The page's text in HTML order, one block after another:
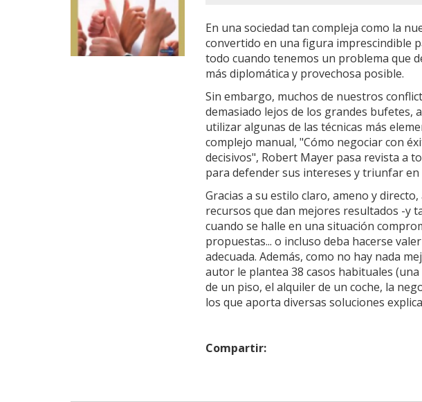
En una sociedad tan compleja como la
convertido en una figura imprescindible
todo cuando tenemos un problema que
más diplomática y provechosa posible.
Sin embargo, muchos de nuestros
demasiado lejos de los grandes bufetes,
utilizar algunas de las técnicas más
complejo manual, "Cómo negociar con
decisivos", Robert Mayer pasa revista a
para defender sus intereses y triunfar en
Gracias a su estilo claro, ameno y
recursos que dan mejores resultados -y
cuando se halle en una situación
propuestas... o incluso deba hacerse
adecuada. Además, como no hay nada
autor le plantea 38 casos habituales
de un piso, el alquiler de un coche, la
los que aporta diversas soluciones
Compartir: